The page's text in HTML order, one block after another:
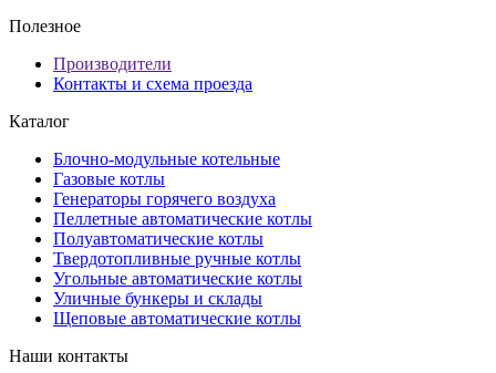
Полезное
Производители
Контакты и схема проезда
Каталог
Блочно-модульные котельные
Газовые котлы
Генераторы горячего воздуха
Пеллетные автоматические котлы
Полуавтоматические котлы
Твердотопливные ручные котлы
Угольные автоматические котлы
Уличные бункеры и склады
Щеповые автоматические котлы
Наши контакты